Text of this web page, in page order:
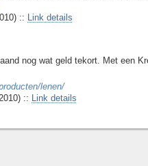
:: Link details
nog wat geld tekort. Met een
lenen/
:: Link details